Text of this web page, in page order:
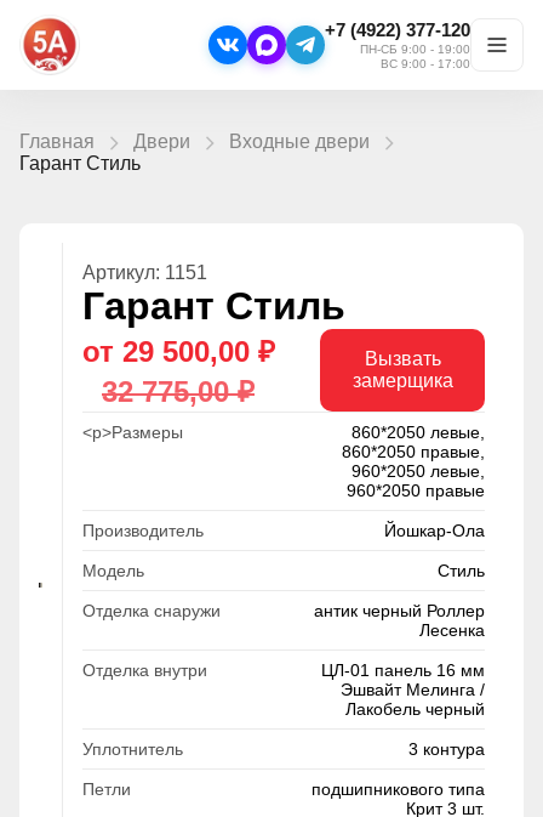
+7 (4922) 377-120
ПН-СБ 9:00 - 19:00
ВС 9:00 - 17:00
Главная Двери
Входные двери
Гарант Стиль
Артикул: 1151
Гарант Стиль
от 29 500,00 ₽
32 775,00 ₽
Вызвать
замерщика
<p>Размеры
860*2050 левые,
860*2050 правые,
960*2050 левые,
960*2050 правые
Производитель Йошкар-Ола
Модель Стиль
Отделка снаружи
антик черный Роллер
Лесенка
Отделка внутри
ЦЛ-01 панель 16 мм
Эшвайт Мелинга /
Лакобель черный
Уплотнитель 3 контура
Петли
подшипникового типа
Крит 3 шт.